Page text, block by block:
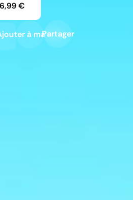
6,99 €
à ma liste
Partager